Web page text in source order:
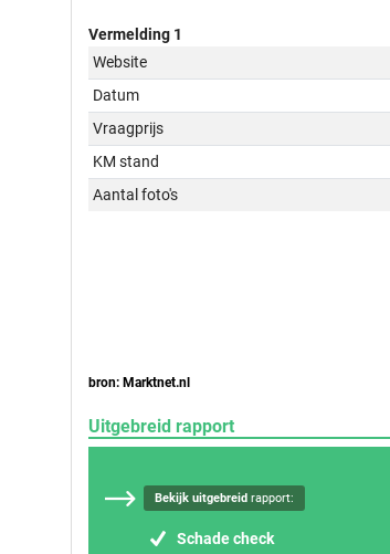
Vermelding 1
Website
Datum
Vraagprijs
KM stand
Aantal foto's
bron: Marktnet.nl
Uitgebreid rapport
Bekijk uitgebreid rapport:
Schade check